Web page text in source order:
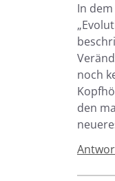
In
noch
den